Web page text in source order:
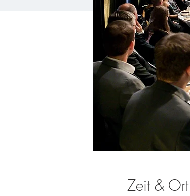
Zeit & Ort